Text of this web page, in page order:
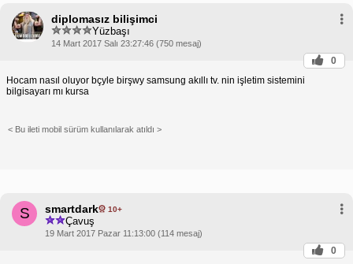
diplomasız bilişimci
Yüzbaşı
14 Mart 2017 Salı 23:27:46 (750 mesaj)
0
Hocam nasıl oluyor bçyle birşwy samsung akıllı tv. nin işletim sistemini
bilgisayarı mı kursa
< Bu ileti mobil sürüm kullanılarak atıldı >
S smartdark 10+
Çavuş
19 Mart 2017 Pazar 11:13:00 (114 mesaj)
0